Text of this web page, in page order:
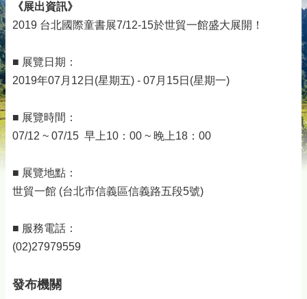
《展出資訊》
2019 台北國際童書展7/12-15於世貿一館盛大展開！
■ 展覽日期：
2019年07月12日(星期五) - 07月15日(星期一)
■ 展覽時間：
07/12 ~ 07/15 早上10：00 ~ 晚上18：00
■ 展覽地點：
世貿一館 (台北市信義區信義路五段5號)
■ 服務電話：
(02)27979559
發布機關